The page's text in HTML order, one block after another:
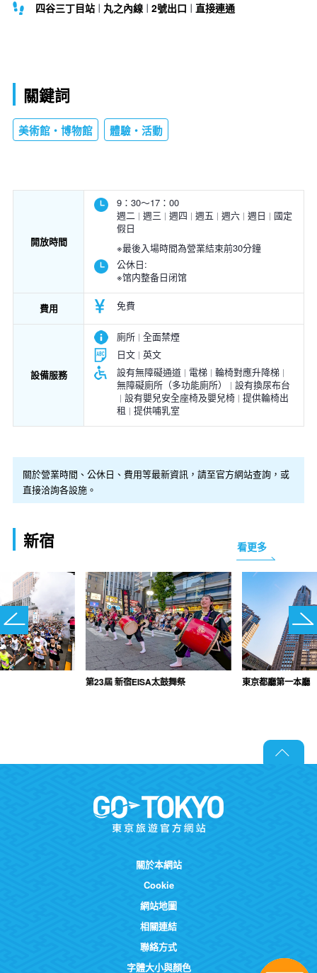
四谷三丁目站 丸之內線 2號出口 直接連通
關鍵詞
美術館・博物館 體驗・活動
開放時間
9：30～17：00
週二 週三 週四 週五 週六 週日
國定
假日
※最後入場時間為營業結束前30分鐘
公休日:
※馆内整备日闭馆
費用 免費
設備服務
廁所 全面禁煙
日文 英文
設有無障礙通道
電梯 輪椅對應升降梯
無障礙廁所（多功能廁所）
設有換尿布台
設有嬰兒安全座椅及嬰兒椅 提供輪椅出
租
提供哺乳室
關於營業時間、公休日、費用等最新資訊，請至官方網站查詢，或
直接洽詢各設施。
新宿 看更多
第23屆 新宿EISA太鼓舞祭 東京都廳第一本廳
關於本網站
Cookie
網站地圖
相關連結
聯絡方式
字體大小與顏色